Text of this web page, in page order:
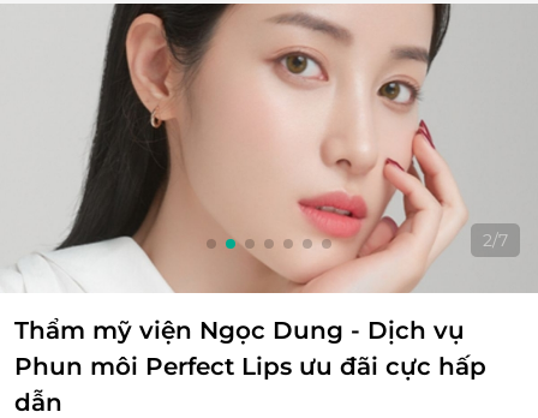
3/7
Thẩm mỹ viện Ngọc Dung - Dịch vụ
Phun môi Perfect Lips ưu đãi cực hấp
dẫn